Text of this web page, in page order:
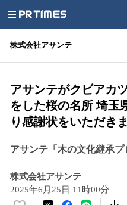
株式会社アサンテ
アサンテがクビアカ
をした桜の名所 埼玉
り感謝状をいただき
アサンテ「木の文化継承
株式会社アサンテ
2025年6月25日 11時00分